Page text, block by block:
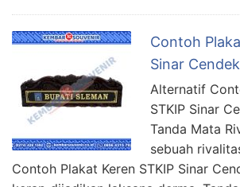
Contoh
Sinar
Alternatif
STKIP Sinar
Tanda Mata
sebuah
Contoh Plakat Keren STKIP Sinar